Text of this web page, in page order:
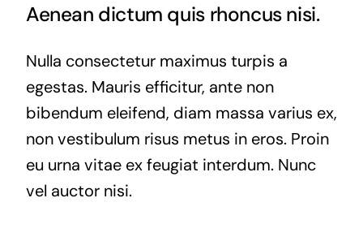
Aenean dictum quis rhoncus nisi.
Nulla consectetur maximus turpis a
egestas. Mauris efficitur, ante non
bibendum eleifend, diam massa varius ex,
non vestibulum risus metus in eros. Proin
eu urna vitae ex feugiat interdum. Nunc
vel auctor nisi.